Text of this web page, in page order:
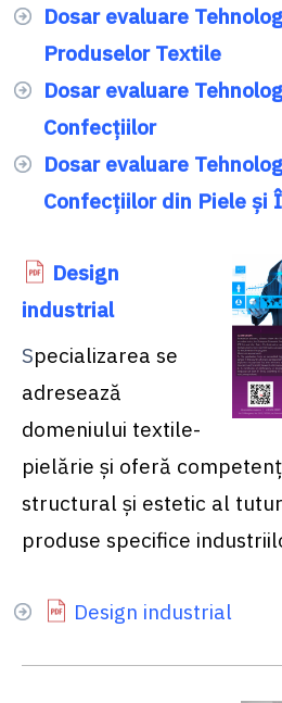
Dosar evaluare
Produselor Textile
Dosar evaluare
Confecţiilor
Dosar evaluare
Confecțiilor din Piele și
Design
industrial
Specializarea se
adresează
domeniului textile-
pielărie și oferă
structural şi estetic al
produse specifice
Design industrial